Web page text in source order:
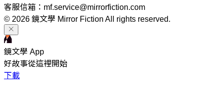
客服信箱：mf.service@mirrorfiction.com
© 2026 鏡文學 Mirror Fiction All rights reserved.
鏡文學 App
好故事從這裡開始
下載